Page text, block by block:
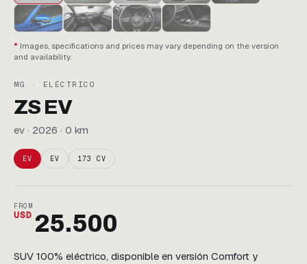
Images, specifications and prices may vary depending on the version
and availability.
MG · ELÉCTRICO
ZS EV
ev · 2026 · 0 km
EV EV 173 CV
FROM
USD 25.500
SUV 100% eléctrico, disponible en versión Comfort y